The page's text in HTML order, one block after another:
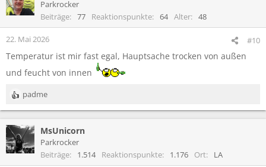
t
i
n
n
Parkrocker
Beiträge
77 Reaktionspunkte 64 Alter 48
22. Mai 2026 #10
Temperatur ist mir fast egal, Hauptsache trocken von außen
und feucht von innen
R
e
k
t
i
padme
MsUnicorn
Parkrocker
Beiträge
1.514 Reaktionspunkte 1.176 Ort LA